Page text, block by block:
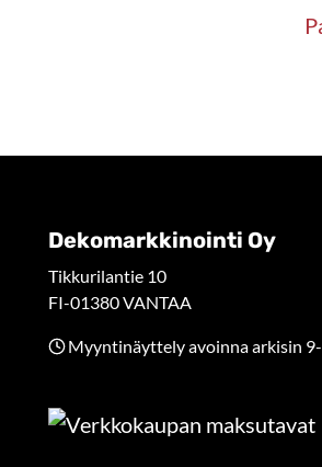
Dekomarkkinointi Oy
Tikkurilantie 10
FI-01380 VANTAA
Myyntinäyttely avoinna arkisin 9-